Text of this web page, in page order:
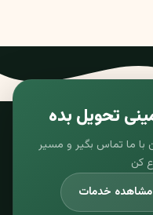
تحویل بده
با ما تماس بگیر و مسیر
کن
خدمات